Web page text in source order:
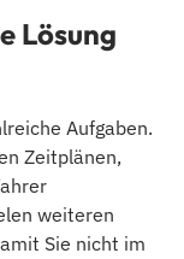
Lösung
Aufgaben.
Zeitplänen,
weiteren
Sie nicht im